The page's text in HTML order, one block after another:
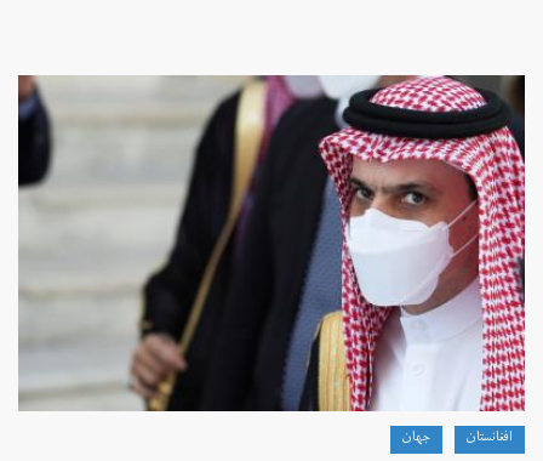
افغانستان جهان